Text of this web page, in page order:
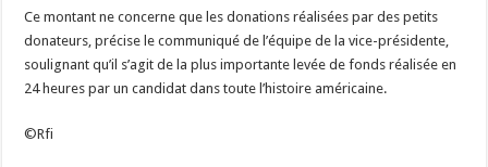
Ce montant ne concerne que les donations réalisées par des petits
donateurs, précise le communiqué de l’équipe de la vice-présidente,
soulignant qu’il s’agit de la plus importante levée de fonds réalisée en
24 heures par un candidat dans toute l’histoire américaine.
©Rfi